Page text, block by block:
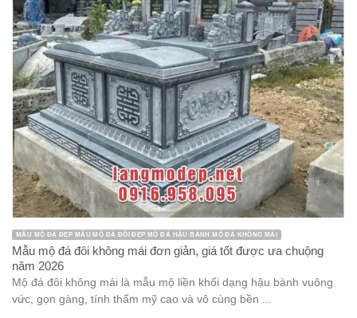
MẪU MỘ ĐÁ ĐẸP MẪU MỘ ĐÁ ĐÔI ĐẸP MỘ ĐÁ HẬU BÀNH MỘ ĐÁ KHÔNG MÁI
Mẫu mộ đá đôi không mái đơn giản, giá tốt được ưa chuộng
năm 2026
Mộ đá đôi không mái là mẫu mộ liền khối dạng hậu bành vuông
vức, gọn gàng, tính thẩm mỹ cao và vô cùng bền ...